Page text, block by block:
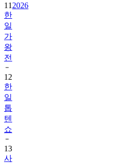
11 2026
한
일
가
왕
전
12
한
일
톱
텐
쇼
13
사